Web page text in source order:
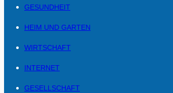
GESUNDHEIT
HEIM UND GARTEN
WIRTSCHAFT
INTERNET
GESELLSCHAFT